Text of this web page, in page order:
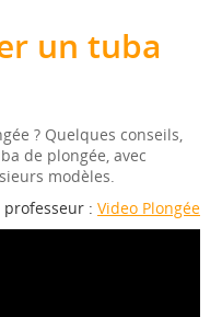
un tuba
? Quelques conseils,
de plongée, avec
modèles.
professeur : Video Plongée